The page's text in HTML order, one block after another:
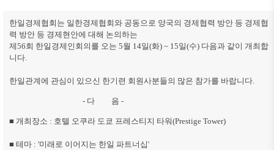
ス
韓国貿
東京支
部
アクセ
シビリ
総覧
法律相
FAQ
お問い
合わせ
お知ら
せ
インタ
スレタ
ー
活・便
関
한일경제협회는 일한경제협회와 공동으로 양국의 경제협력 방안 등 경제협
력 방안 등 경제현안에 대해 논의하는
제56회 한일경제인회의를 오는 5월 14일(화) ~ 15일(수) 다음과 같이 개최합
니다.
한일관계에 관심이 있으신 한기련 회원사분들의 많은 참가를 바랍니다.
- 다 음 -
■ 개최장소 : 호텔 오쿠라 도쿄 프레스티지 타워(Prestige Tower)
■ 테마 : '미래로 이어지는 한일 파트너십'